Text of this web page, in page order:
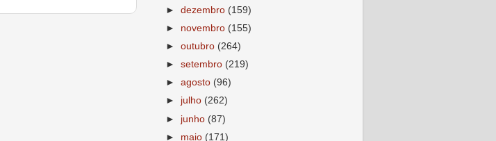
►dezembro (159)
► novembro (155)
►outubro (264)
►setembro (219)
►agosto (96)
► julho (262)
► junho (87)
► maio (171)